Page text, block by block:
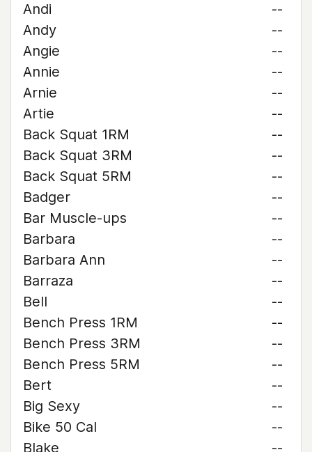
Andi
--
Andy
--
Angie
--
Annie
--
Arnie
--
Artie
--
Back Squat 1RM
--
Back Squat 3RM
--
Back Squat 5RM
--
Badger
--
Bar Muscle-ups
--
Barbara
--
Barbara Ann
--
Barraza
--
Bell
--
Bench Press 1RM
--
Bench Press 3RM
--
Bench Press 5RM
--
Bert
--
Big Sexy
--
Bike 50 Cal
--
Blake
--